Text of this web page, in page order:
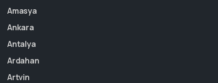
Amasya
Ankara
Antalya
Ardahan
Artvin